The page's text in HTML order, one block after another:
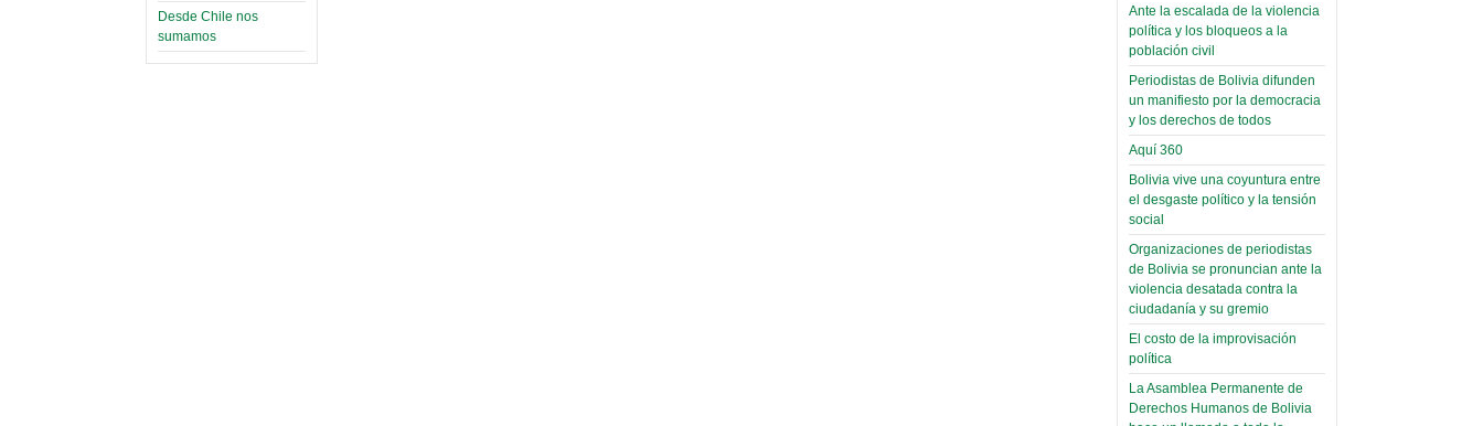
Desde Chile nos
sumamos
Domingo, 12 Mayo 2019
Read more...
Ante la escalada de la violencia
política y los bloqueos a la
población civil
Periodistas de Bolivia difunden
un manifiesto por la democracia
y los derechos de todos
Aquí 360
Bolivia vive una coyuntura entre
el desgaste político y la tensión
social
Organizaciones de periodistas
de Bolivia se pronuncian ante la
violencia desatada contra la
ciudadanía y su gremio
El costo de la improvisación
política
La Asamblea Permanente de
Derechos Humanos de Bolivia